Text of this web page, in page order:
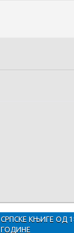
СРПСКЕ КЊИГЕ ОД
ГОДИНЕ